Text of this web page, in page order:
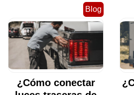
Blog
¿Cómo conectar